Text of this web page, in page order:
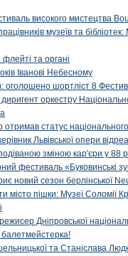
високого мистецтва
музеїв та
та органі
Іванові Небесному
оголошено шортліст 8
оркестру
статус національного
Львівської опери
зміною кар'єри у 88
фестиваль «Буковинські
новий сезон берлінської
місто пішки: Музеї Соломії
Дніпровської
та Станіслава